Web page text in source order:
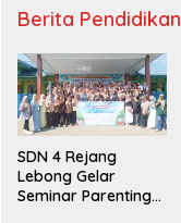
Berita Pendidikan
SDN 4 Rejang
Lebong Gelar
Seminar Parenting